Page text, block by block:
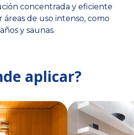
concentrada y eficiente
áreas de uso intenso, como
y saunas.
aplicar?